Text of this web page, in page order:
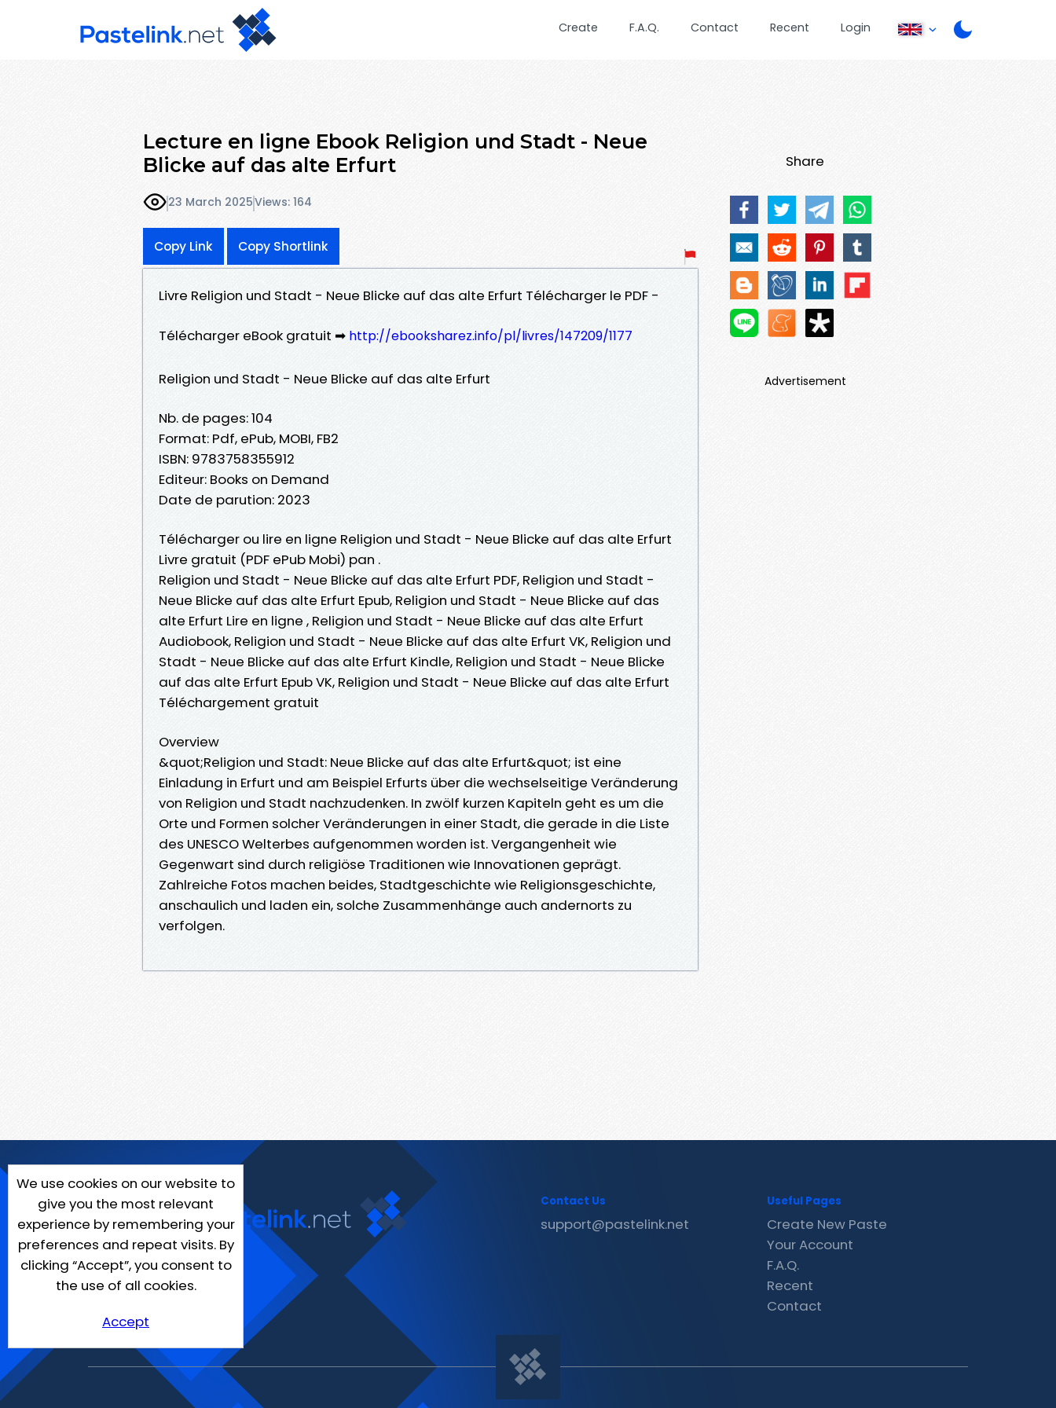
Create F.A.Q. Contact Recent Login
Lecture en ligne Ebook Religion und Stadt - Neue
Blicke auf das alte Erfurt
23 March 2025Views: 164
Copy Link Copy Shortlink
Livre Religion und Stadt - Neue Blicke auf das alte Erfurt Télécharger le PDF -
Télécharger eBook gratuit ➡ http://ebooksharez.info/pl/livres/147209/1177
Religion und Stadt - Neue Blicke auf das alte Erfurt
Nb. de pages: 104
Format: Pdf, ePub, MOBI, FB2
ISBN: 9783758355912
Editeur: Books on Demand
Date de parution: 2023
Télécharger ou lire en ligne Religion und Stadt - Neue Blicke auf das alte Erfurt
Livre gratuit (PDF ePub Mobi) pan .
Religion und Stadt - Neue Blicke auf das alte Erfurt PDF, Religion und Stadt -
Neue Blicke auf das alte Erfurt Epub, Religion und Stadt - Neue Blicke auf das
alte Erfurt Lire en ligne , Religion und Stadt - Neue Blicke auf das alte Erfurt
Audiobook, Religion und Stadt - Neue Blicke auf das alte Erfurt VK, Religion und
Stadt - Neue Blicke auf das alte Erfurt Kindle, Religion und Stadt - Neue Blicke
auf das alte Erfurt Epub VK, Religion und Stadt - Neue Blicke auf das alte Erfurt
Téléchargement gratuit
Overview
&quot;Religion und Stadt: Neue Blicke auf das alte Erfurt&quot; ist eine
Einladung in Erfurt und am Beispiel Erfurts über die wechselseitige Veränderung
von Religion und Stadt nachzudenken. In zwölf kurzen Kapiteln geht es um die
Orte und Formen solcher Veränderungen in einer Stadt, die gerade in die Liste
des UNESCO Welterbes aufgenommen worden ist. Vergangenheit wie
Gegenwart sind durch religiöse Traditionen wie Innovationen geprägt.
Zahlreiche Fotos machen beides, Stadtgeschichte wie Religionsgeschichte,
anschaulich und laden ein, solche Zusammenhänge auch andernorts zu
verfolgen.
Share
Advertisement
We use cookies on our website to
give you the most relevant
experience by remembering your
preferences and repeat visits. By
clicking “Accept”, you consent to
the use of all cookies.
Accept
Contact Us
support@pastelink.net
Useful Pages
Create New Paste
Your Account
F.A.Q.
Recent
Contact